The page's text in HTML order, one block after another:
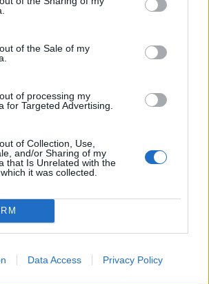
of the Sale of my
of processing my
for Targeted Advertising.
of Collection, Use,
and/or Sharing of my
that Is Unrelated with the
it was collected.
Data Access Privacy Policy
08769
Cerdanyola